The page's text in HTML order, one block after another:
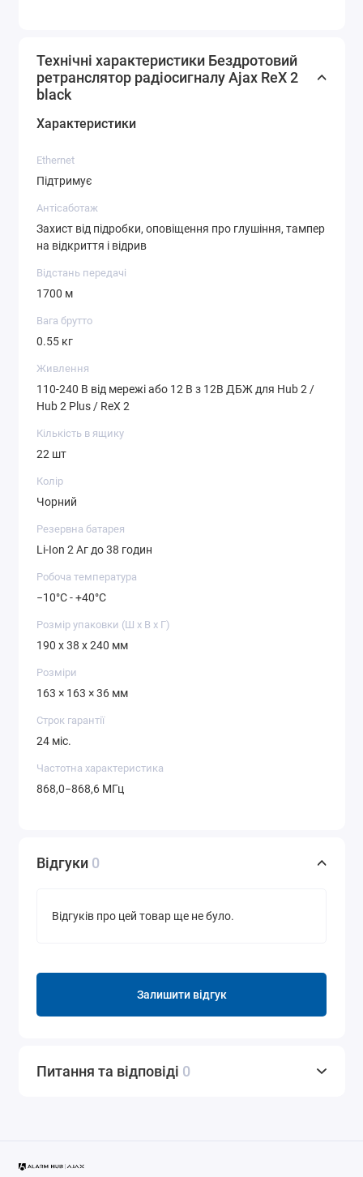
Технічні характеристики Бездротовий
ретранслятор радіосигналу Ajax ReX 2
black
Характеристики
Ethernet
Підтримує
Антісаботаж
Захист від підробки, оповіщення про глушіння, тампер
на відкриття і відрив
Відстань передачі
1700 м
Вага брутто
0.55 кг
Живлення
110-240 В від мережі або 12 В з 12В ДБЖ для Hub 2 /
Hub 2 Plus / ReX 2
Кількість в ящику
22 шт
Колір
Чорний
Резервна батарея
Li-Ion 2 Аг до 38 годин
Робоча температура
−10°С - +40°С
Розмір упаковки (Ш х В х Г)
190 x 38 x 240 мм
Розміри
163 × 163 × 36 мм
Строк гарантії
24 міс.
Частотна характеристика
868,0−868,6 МГц
Відгуки 0
Відгуків про цей товар ще не було.
Залишити відгук
Питання та відповіді 0